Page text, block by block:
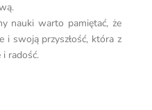
nauki warto pamiętać, że
swoją przyszłość, która z
i radość.